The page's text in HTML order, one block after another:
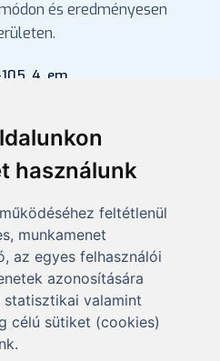
használunk
feltétlenül
munkamenet
az egyes felhasználói
azonosítására
statisztikai valamint
célú sütiket (cookies)
és eredményesen
4. em.
(Fővárosi
10700581-
szám: